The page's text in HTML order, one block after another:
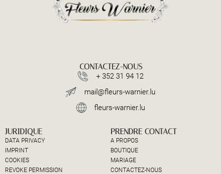
CONTACTEZ-NOUS
+ 352 31 94 12
mail@fleurs-warnier.lu
fleurs-warnier.lu
JURIDIQUE
DATA PRIVACY
IMPRINT
COOKIES
REVOKE PERMISSION
PRENDRE CONTACT
A PROPOS
BOUTIQUE
MARIAGE
CONTACTEZ-NOUS